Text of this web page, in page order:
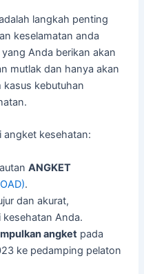
langkah penting
keselamatan anda
Anda berikan akan
mutlak dan hanya akan
kasus kebutuhan
kesehatan:
ANGKET
.
dan akurat,
Anda.
angket pada
ke pedamping pelaton